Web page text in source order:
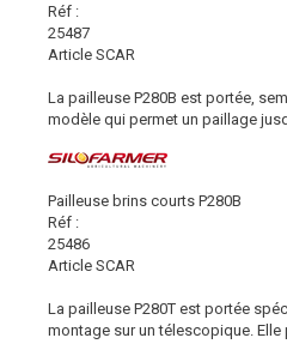
Réf :
25487
Article SCAR
La pailleuse P280B est portée,
modèle qui permet un paillage
Pailleuse brins courts P280B
Réf :
25486
Article SCAR
La pailleuse P280T est portée
montage sur un télescopique. Elle